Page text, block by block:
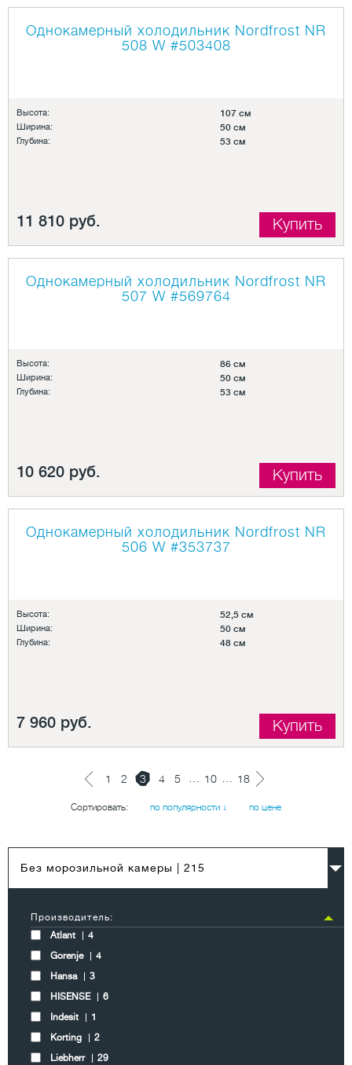
Однокамерный холодильник Nordfrost NR
508 W #503408
Высота: 107 см
Ширина: 50 см
Глубина: 53 см
11 810 руб. Купить
Однокамерный холодильник Nordfrost NR
507 W #569764
Высота: 86 см
Ширина: 50 см
Глубина: 53 см
10 620 руб. Купить
Однокамерный холодильник Nordfrost NR
506 W #353737
Высота: 52,5 см
Ширина: 50 см
Глубина: 48 см
7 960 руб. Купить
1 2 3 4 5 10 18
Сортировать: по популярности ↓ по цене
Без морозильной камеры | 215
Производитель:
Atlant
4
Gorenje
4
Hansa
3
HISENSE
6
Indesit
1
Korting
2
Liebherr
29